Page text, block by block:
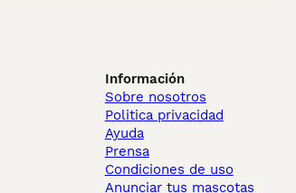
Información
Sobre nosotros
Politica privacidad
Ayuda
Prensa
Condiciones de uso
Anunciar tus mascotas